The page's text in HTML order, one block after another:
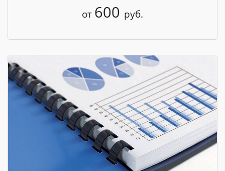
от 600 руб.